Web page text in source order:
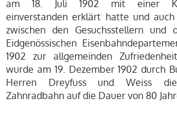
am 18. Juli 1902 mit einer
einverstanden erklärt hatte und
zwischen den Gesuchsstellern und
Eidgenössischen
1902 zur allgemeinden
wurde am 19. Dezember 1902 durch
Herren Dreyfuss und Weiss
Zahnradbahn auf die Dauer von 80